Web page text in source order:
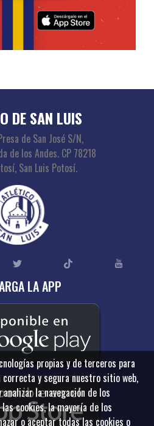
DE SAN LUIS
de San José S/N,
de los Andes. CP 78218
San Luis Potosí.
LA APP
propias y de terceros para
y segura nuestro sitio web,
la navegación de los
cookies, la mayoría de los
o aceptar todas las cookies o